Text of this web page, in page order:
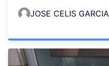
JOSE CELIS GARCIA